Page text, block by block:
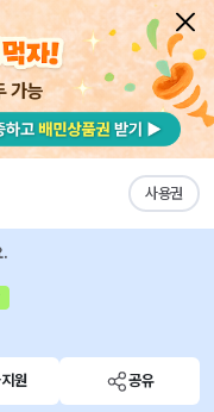
가능
사용권
.
원 공유